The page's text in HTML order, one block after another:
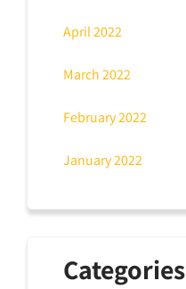
April 2022
March 2022
February 2022
January 2022
Categories